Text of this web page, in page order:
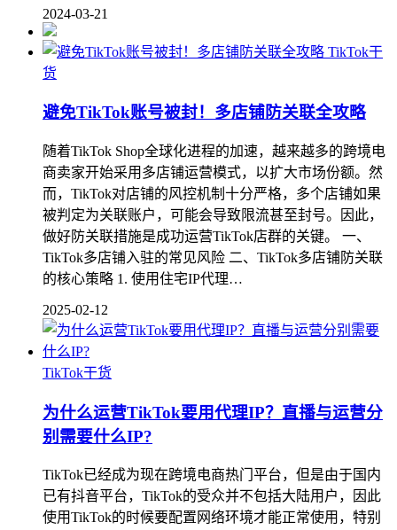
2024-03-21
TikTok干
货
避免TikTok账号被封！多店铺防关联全攻略
随着TikTok Shop全球化进程的加速，越来越多的跨境电
商卖家开始采用多店铺运营模式，以扩大市场份额。然
而，TikTok对店铺的风控机制十分严格，多个店铺如果
被判定为关联账户，可能会导致限流甚至封号。因此，
做好防关联措施是成功运营TikTok店群的关键。 一、
TikTok多店铺入驻的常见风险 二、TikTok多店铺防关联
的核心策略 1. 使用住宅IP代理…
2025-02-12
TikTok干货
为什么运营TikTok要用代理IP？直播与运营分
别需要什么IP?
TikTok已经成为现在跨境电商热门平台，但是由于国内
已有抖音平台，TikTok的受众并不包括大陆用户，因此
使用TikTok的时候要配置网络环境才能正常使用，特别